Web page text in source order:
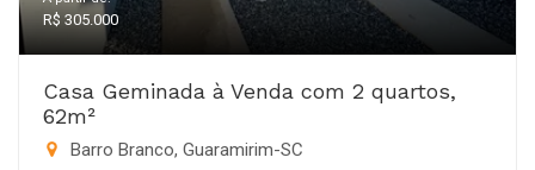
R$ 305.000
Casa Geminada à Venda com 2 quartos,
62m²
Barro Branco, Guaramirim-SC